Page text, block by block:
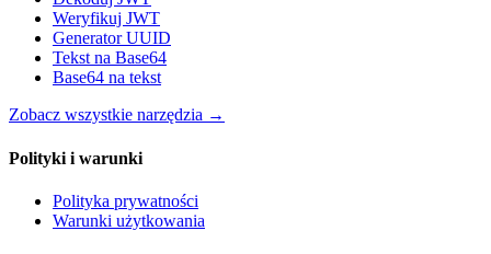
Weryfikuj JWT
Generator UUID
Tekst na Base64
Base64 na tekst
Zobacz wszystkie narzędzia →
Polityki i warunki
Polityka prywatności
Warunki użytkowania